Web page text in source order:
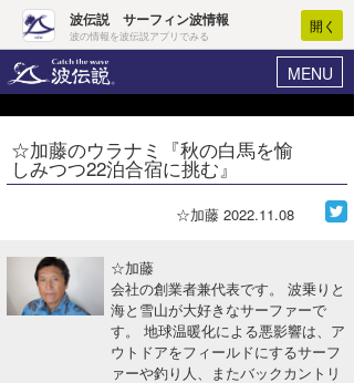
波伝説 サーフィン波情報
波の情報を波伝説アプリでみる
開く
MENU
ヘルプ マイホーム
ログイン
波情報･概況
WAVE HUNTER波予想ツール
☆加藤のウラナミ『秋の白馬を愉
しみつつ22泊合宿に挑む』
☆加藤 2022.11.08
☆加藤
会社の創業者兼代表です。 波乗りと
海と雪山が大好きなサーファーで
す。 地球温暖化による悪影響は、ア
ウトドアをフィールドにするサーフ
ァーや釣り人、またバックカントリ
Core Surf Japan
アート＆エンタメ